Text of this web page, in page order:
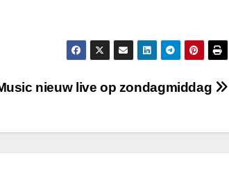
nieuw live op zondagmiddag